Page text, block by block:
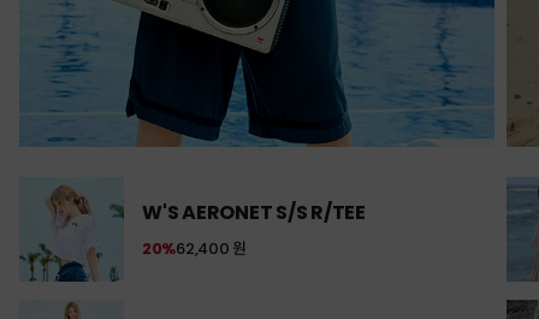
W'S AERONET S/S R/TEE
62,400 원
20%